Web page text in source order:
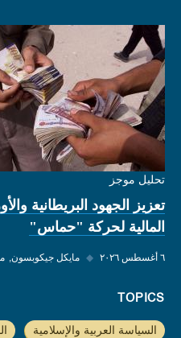
تحليل موجز
تعزيز الجهود البريطانية
المالية لحركة "حماس"
٦ أغسطس ٢٠٢٦ ◆ مايكل جيكوبسون
TOPICS
السياسة العربية والإسلامية